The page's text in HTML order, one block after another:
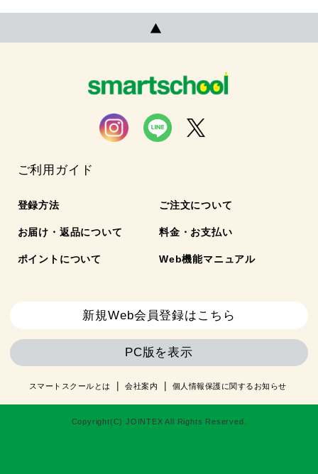
ご利用ガイド
登録方法 ご注文について
お届け・返品について 料金・お支払い
ポイントについて Web機能マニュアル
新規Web会員登録はこちら
PC版を表示
スマートスクールとは 会社案内 個人情報保護に関するお知らせ
Copyright(C) JOINTEX All Rights Reserved.